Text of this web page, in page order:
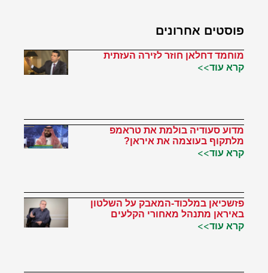
פוסטים אחרונים
מוחמד דחלאן חוזר לזירה העזתית
קרא עוד>>
מדוע סעודיה בולמת את טראמפ
מלתקוף בעוצמה את איראן?
קרא עוד>>
פזשכיאן במלכוד-המאבק על השלטון
באיראן מתנהל מאחורי הקלעים
קרא עוד>>